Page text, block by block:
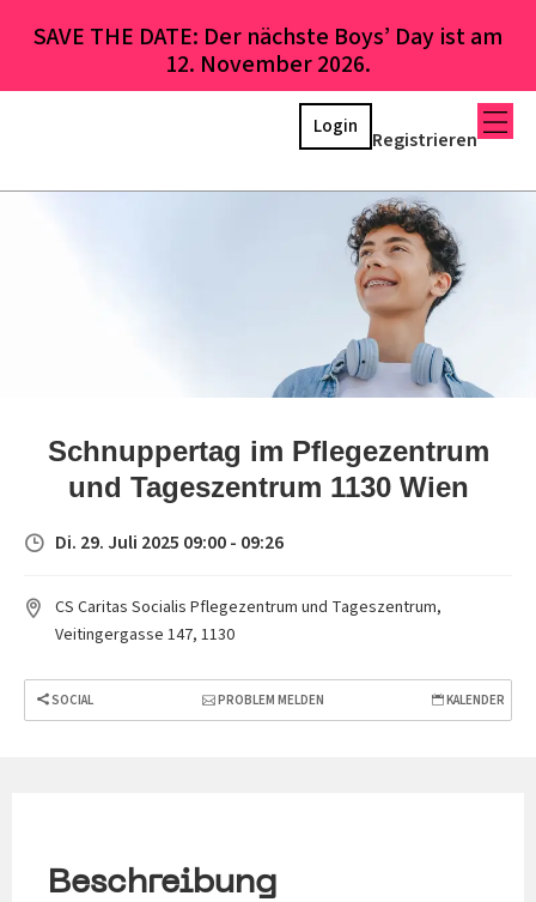
SAVE THE DATE: Der nächste Boys’ Day ist am
12. November 2026.
Registrieren
Login
Schnuppertag im Pflegezentrum
und Tageszentrum 1130 Wien
Di. 29. Juli 2025 09:00 - 09:26
CS Caritas Socialis Pflegezentrum und Tageszentrum,
Veitingergasse 147, 1130
SOCIAL PROBLEM MELDEN KALENDER
Beschreibung